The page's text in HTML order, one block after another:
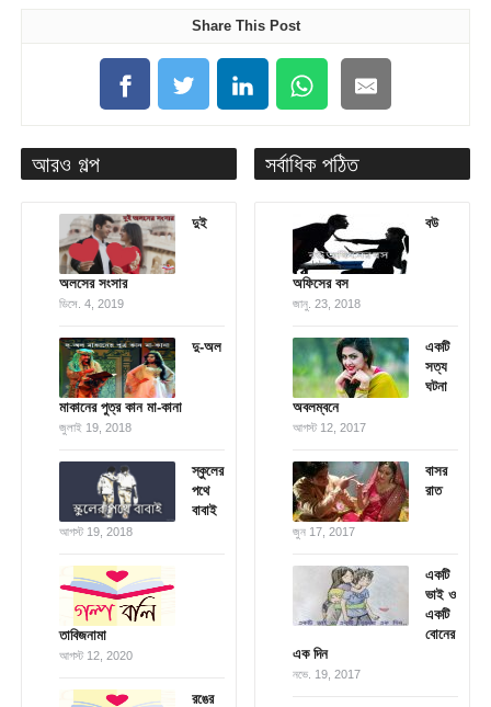
Share This Post
আরও গল্প
দুই
অলসের সংসার
ডিসে. 4, 2019
দু-অল
মাকানের পুত্র কান মা-কানা
জুলাই 19, 2018
স্কুলের
পথে
বাবাই
আগস্ট 19, 2018
তাবিজনামা
আগস্ট 12, 2020
রঙের
সর্বাধিক পঠিত
বউ
অফিসের বস
জানু. 23, 2018
একটি
সত্য
ঘটনা
অবলম্বনে
আগস্ট 12, 2017
বাসর
রাত
জুন 17, 2017
একটি
ভাই ও
একটি
বোনের
এক দিন
নভে. 19, 2017